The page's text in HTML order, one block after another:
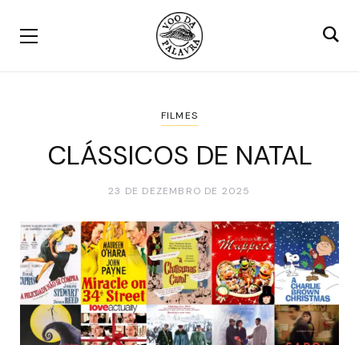
FILMES
CLÁSSICOS DE NATAL
23 DE DEZEMBRO DE 2025